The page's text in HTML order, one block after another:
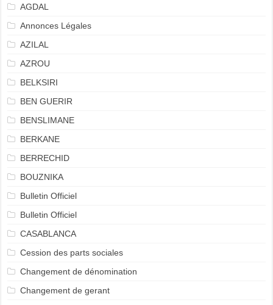
AGDAL
Annonces Légales
AZILAL
AZROU
BELKSIRI
BEN GUERIR
BENSLIMANE
BERKANE
BERRECHID
BOUZNIKA
Bulletin Officiel
Bulletin Officiel
CASABLANCA
Cession des parts sociales
Changement de dénomination
Changement de gerant